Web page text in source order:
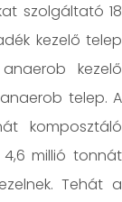
szolgáltató 18
kezelő telep
kezelő
telep. A
komposztáló
millió tonnát
Tehát a